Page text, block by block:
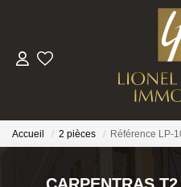
BIENS
Accueil 2 pièces Référence LP-